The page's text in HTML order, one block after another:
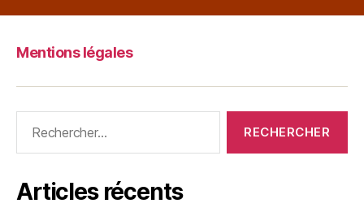
Mentions légales
Articles récents